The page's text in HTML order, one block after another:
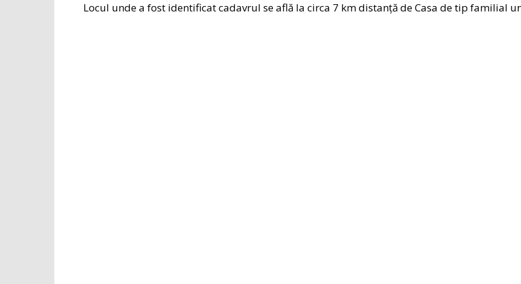
Locul unde a fost identificat cadavrul se află la circa 7 km distanță de Casa de tip familial